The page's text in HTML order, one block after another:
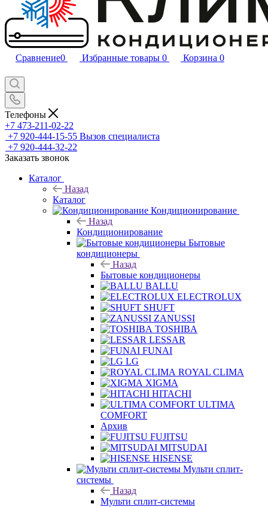
Сравнение0 Избранные товары 0 Корзина 0
Телефоны
+7 473-211-02-22
+7 920-444-15-55 Вызов специалиста
+7 920-444-32-22
Заказать звонок
Каталог
Назад
Каталог
Кондиционирование
Назад
Кондиционирование
Бытовые
кондиционеры
Назад
Бытовые кондиционеры
BALLU
ELECTROLUX
SHUFT
ZANUSSI
TOSHIBA
LESSAR
FUNAI
LG
ROYAL CLIMA
XIGMA
HITACHI
ULTIMA
COMFORT
Архив
FUJITSU
MITSUDAI
HISENSE
Мульти сплит-
системы
Назад
Мульти сплит-системы